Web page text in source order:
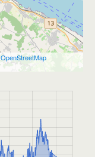
OpenStreetMap